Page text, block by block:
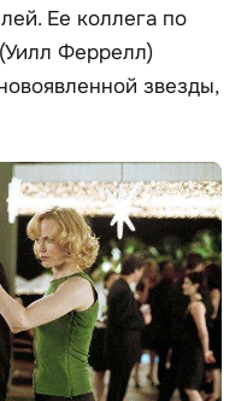
Ее коллега по
Феррелл)
звезды,